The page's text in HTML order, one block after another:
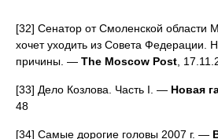
[32] Сенатор от Смоленской области
хочет уходить из Совета Федерации.
причины. — The Moscow Post ,
[33] Дело Козлова. Часть I. — Новая
48
[34] Самые дорогие головы 2007 г. —